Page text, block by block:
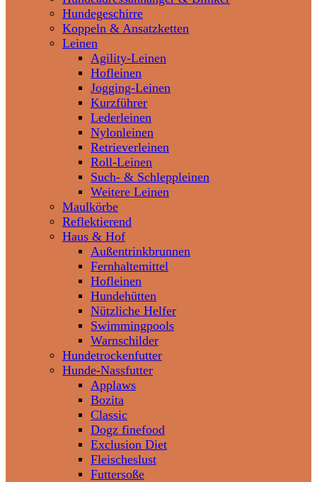
Hundegeschirre
Koppeln & Ansatzketten
Leinen
Agility-Leinen
Hofleinen
Jogging-Leinen
Kurzführer
Lederleinen
Nylonleinen
Retrieverleinen
Roll-Leinen
Such- & Schleppleinen
Weitere Leinen
Maulkörbe
Reflektierend
Haus & Hof
Außentrinkbrunnen
Fernhaltemittel
Hofleinen
Hundehütten
Nützliche Helfer
Swimmingpools
Warnschilder
Hundetrockenfutter
Hunde-Nassfutter
Applaws
Bozita
Classic
Dogz finefood
Exclusion Diet
Fleischeslust
Futtersoße